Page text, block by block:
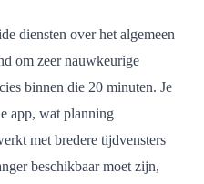
diensten over het algemeen
om zeer nauwkeurige
binnen die 20 minuten. Je
app, wat planning
met bredere tijdvensters
beschikbaar moet zijn,